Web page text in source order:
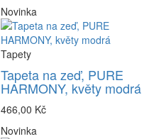
Novinka
Tapety
Tapeta na zeď, PURE
HARMONY, květy modrá
466,00 Kč
Novinka